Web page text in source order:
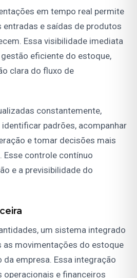
em tempo real permite
entradas e saídas de produtos
Essa visibilidade imediata
eficiente do estoque,
clara do fluxo de
constantemente,
padrões, acompanhar
e tomar decisões mais
Esse controle contínuo
e a previsibilidade do
um sistema integrado
movimentações do estoque
empresa. Essa integração
operacionais e financeiros